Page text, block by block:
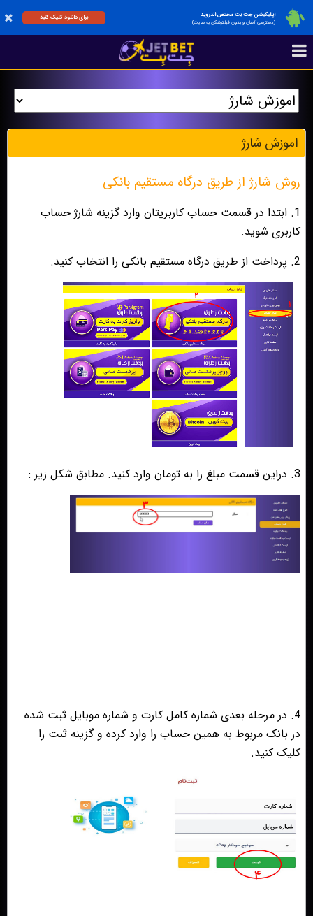
اپلیکیشن جت بت مختص اندروید
(دسترسی آسان و بدون فیلترشکن به سایت)
برای دانلود کلیک کنید
اموزش شارژ
روش شارژ از طریق درگاه مستقیم بانکی
1. ابتدا در قسمت حساب کاربریتان وارد گزینه شارژ حساب
کاربری شوید.
2. پرداخت از طریق درگاه مستقیم بانکی را انتخاب کنید.
3. دراین قسمت مبلغ را به تومان وارد کنید. مطابق شکل زیر :
4. در مرحله بعدی شماره کامل کارت و شماره موبایل ثبت شده
در بانک مربوط به همین حساب را وارد کرده و گزینه ثبت را
کلیک کنید.